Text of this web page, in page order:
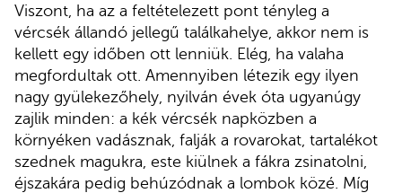
Viszont, ha az a feltételezett pont tényleg a
vércsék állandó jellegű találkahelye, akkor nem is
kellett egy időben ott lenniük. Elég, ha valaha
megfordultak ott. Amennyiben létezik egy ilyen
nagy gyülekezőhely, nyilván évek óta ugyanúgy
zajlik minden: a kék vércsék napközben a
környéken vadásznak, falják a rovarokat, tartalékot
szednek magukra, este kiülnek a fákra zsinatolni,
éjszakára pedig behúzódnak a lombok közé. Míg